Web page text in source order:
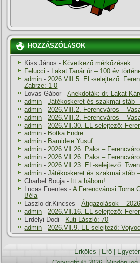
HOZZÁSZÓLÁSOK
Kiss János - Következő mérkőzések
Felucci -
Lakat Tanár úr – 100 év
admin - 2026.VIII.5. EL-selejtező:
Zabrze: 1-0
Lovas Gábor -Anekdoták: dr. Lakat
admin -Játékoskeret és szakmai stáb
admin - 2026.VIII.2. Ferencváros –
admin - 2026.VIII.2. Ferencváros –
admin - 2026.VII.30. EL-selejtező:
admin - Botka Endre
admin - Bamidele Yusuf
admin - 2026.VII.26. Paks –
admin - 2026.VII.26. Paks –
admin - 2026.VII.23. EL-selejtező:
admin -Játékoskeret és szakmai stáb
Charbel Bouja - Itt a háboru!
Lucas Fuentes -A Ferencvárosi Torna
Béla
Laszlo dr.Kincses -Átigazolások –
admin - 2026.VII.16. EL-selejtező:
Erdélyi Dodi - Kuti László: 70
admin - 2026.VII.9. EL-selejtező:
Erkölcs Erő|